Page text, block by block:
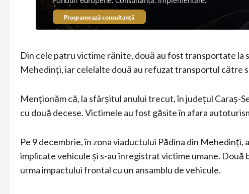
Din cele patru victime rănite, două au fost transportate la
Mehedinți, iar celelalte două au refuzat transportul către
Menționăm că, la sfârșitul anului trecut, în județul Caraș-
cu două decese. Victimele au fost găsite în afara
Pe 9 decembrie, în zona viaductului Pădina din
implicate vehicule și s-au înregistrat victime umane. Două
urma impactului frontal cu un ansamblu de vehicule.